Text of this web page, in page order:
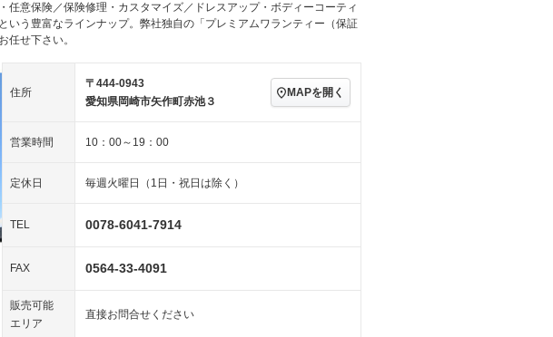
電動格納ミラー
イト) － ポータブルナビ バックカメラ
3列シート ベンチシート
オットマン 電動格納サードシート
後席モニター
全周囲カメラ
ン
任意保険／保険修理・カスタマイズ／ドレスアップ・ボディーコーティ
いう豊富なラインナップ。弊社独自の「プレミアムワランティー（保証
任せ下さい。
住所
〒444-0943
愛知県岡崎市矢作町赤池３
MAPを開く
営業時間 10：00～19：00
定休日 毎週火曜日（1日・祝日は除く）
TEL 0078-6041-7914
FAX 0564-33-4091
販売可能
エリア
直接お問合せください